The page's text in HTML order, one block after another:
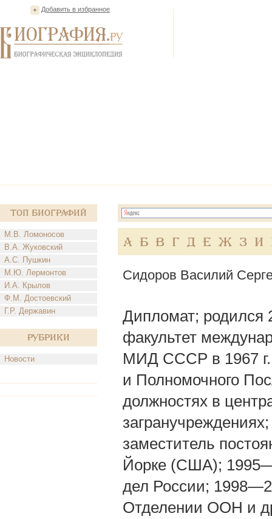
Добавить в избранное
Топ Биографий
М.В. Ломоносов
В.А. Жуковский
А.С. Пушкин
М.Ю. Лермонтов
И.А. Крылов
Ф.М. Достоевский
Г.Р. Державин
Рубрики
Новости
А Б В Г Д Е Ж З И
Сидоров Василий
Дипломат; родился
факультет
МИД СССР в 1967 г.;
и Полномочного
должностях в
заместитель
Йорке (США);
дел России;
Отделении ООН и